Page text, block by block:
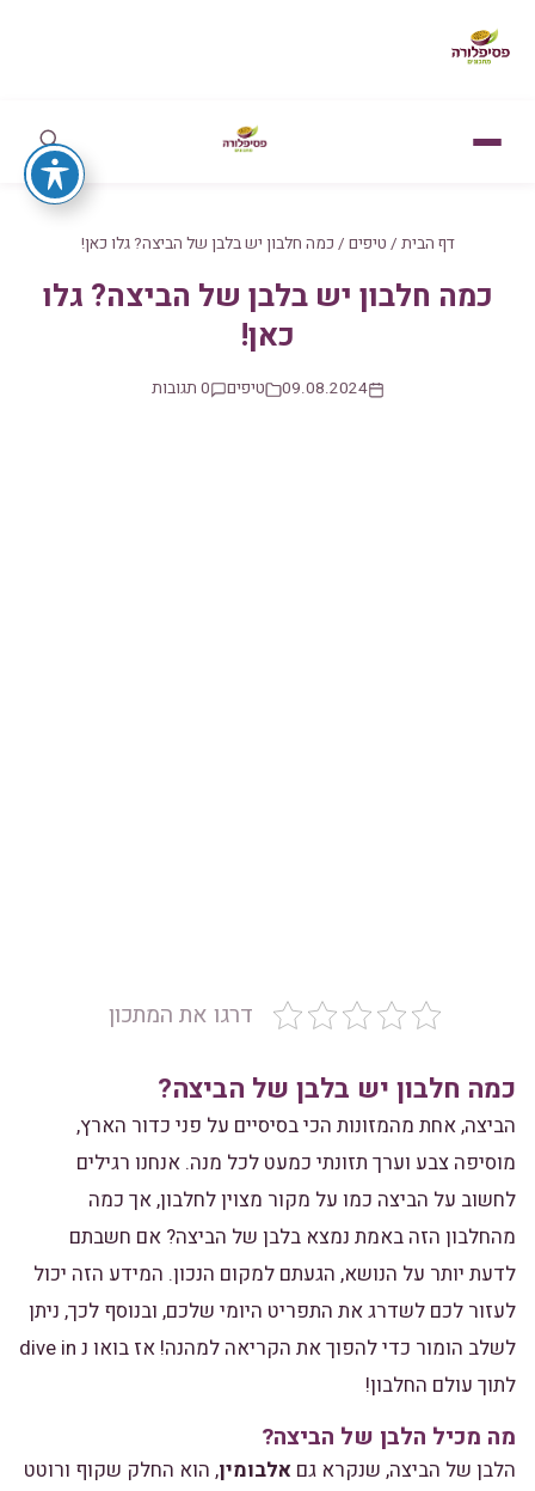
דף הבית / טיפים / כמה חלבון יש בלבן של הביצה? גלו כאן!
כמה חלבון יש בלבן של הביצה? גלו
כאן!
09.08.2024 טיפים 0 תגובות
דרגו את המתכון
כמה חלבון יש בלבן של הביצה?
הביצה, אחת מהמזונות הכי בסיסיים על פני כדור הארץ,
מוסיפה צבע וערך תזונתי כמעט לכל מנה. אנחנו רגילים
לחשוב על הביצה כמו על מקור מצוין לחלבון, אך כמה
מהחלבון הזה באמת נמצא בלבן של הביצה? אם חשבתם
לדעת יותר על הנושא, הגעתם למקום הנכון. המידע הזה יכול
לעזור לכם לשדרג את התפריט היומי שלכם, ובנוסף לכך, ניתן
לשלב הומור כדי להפוך את הקריאה למהנה! אז בואו נ dive in
לתוך עולם החלבון!
מה מכיל הלבן של הביצה?
הלבן של הביצה, שנקרא גם אלבומין, הוא החלק שקוף ורוטט